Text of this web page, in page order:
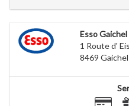
Esso Gaichel
1 Route d'
8469 Gaichel